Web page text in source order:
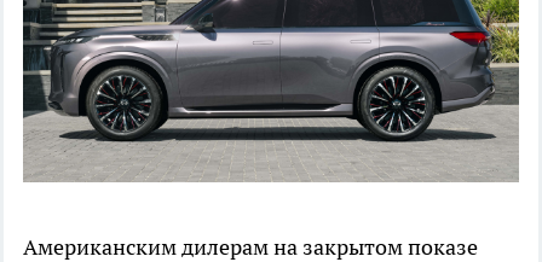
Американским дилерам на закрытом показе